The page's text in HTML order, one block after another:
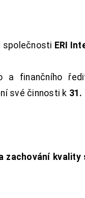
společnosti ERI
a finančního
své činnosti k 31.
kvality